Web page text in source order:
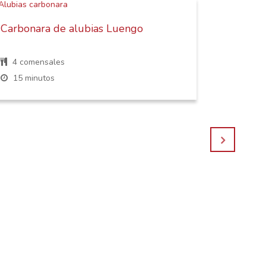
Carbonara de alubias Luengo
4 comensales
15 minutos